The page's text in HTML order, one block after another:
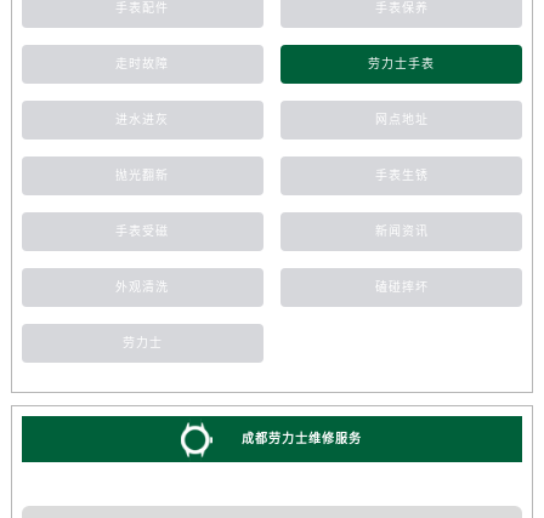
手表配件 手表保养
走时故障 劳力士手表
进水进灰 网点地址
抛光翻新 手表生锈
手表受磁 新闻资讯
外观清洗 磕碰摔坏
劳力士
成都劳力士维修服务